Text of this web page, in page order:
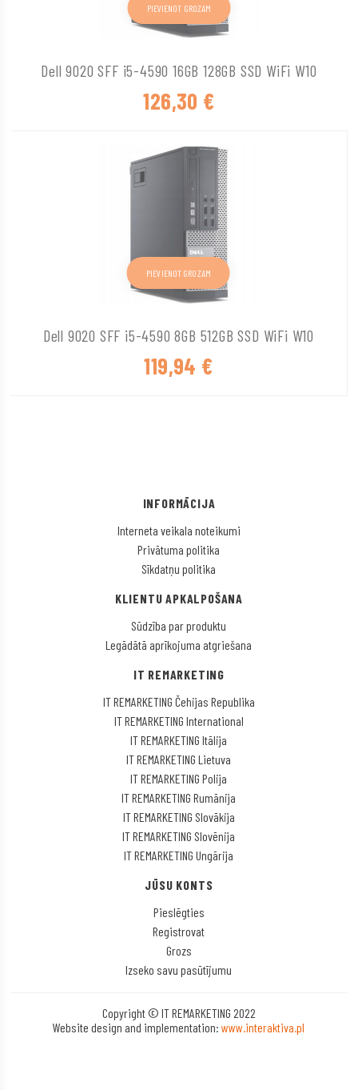
Dell 9020 SFF i5-4590 16GB 128GB SSD WiFi W10
126,30 €
PIEVIENOT GROZAM
Dell 9020 SFF i5-4590 8GB 512GB SSD WiFi W10
119,94 €
PIEVIENOT GROZAM
INFORMĀCIJA
Interneta veikala noteikumi
Privātuma politika
Sīkdatņu politika
KLIENTU APKALPOŠANA
Sūdzība par produktu
Legādātā aprīkojuma atgriešana
IT REMARKETING
IT REMARKETING Čehijas Republika
IT REMARKETING International
IT REMARKETING Itālija
IT REMARKETING Lietuva
IT REMARKETING Polija
IT REMARKETING Rumānija
IT REMARKETING Slovākija
IT REMARKETING Slovēnija
IT REMARKETING Ungārija
JŪSU KONTS
Pieslēgties
Registrovat
Grozs
Izseko savu pasūtījumu
Copyright © IT REMARKETING 2022
Website design and implementation:www.interaktiva.pl